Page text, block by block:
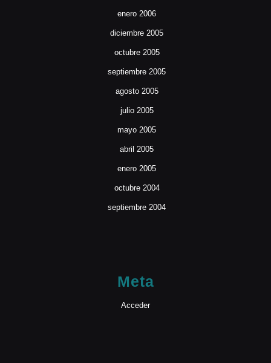
enero 2006
diciembre 2005
octubre 2005
septiembre 2005
agosto 2005
julio 2005
mayo 2005
abril 2005
enero 2005
octubre 2004
septiembre 2004
Meta
Acceder